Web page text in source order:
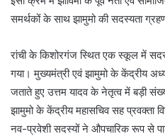
समर्थकों के साथ झामुमो की सदस्यता
रांची के किशोरगंज स्थित एक स्कूल में
गया। मुख्यमंत्री एवं झामुमो के केंद्रीय
जताते हुए उत्तम यादव के नेतृत्व में बड़ी
झामुमो के केंद्रीय महासचिव सह प्रवक्ता
नव-प्रवेशी सदस्यों ने औपचारिक रूप से